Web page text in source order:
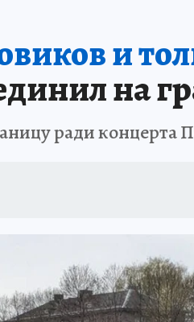
и
на
ради концерта